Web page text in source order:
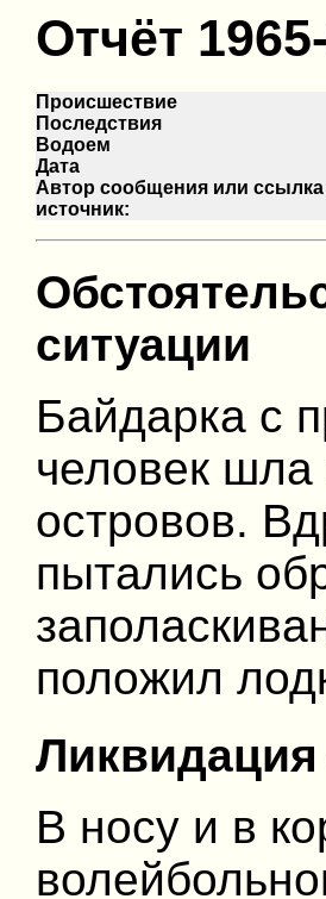
Отчёт
Происшествие
Последствия
Водоем
Дата
Автор сообщения или ссылка
источник:
ситуации
Байдарка с
человек шла
островов.
пытались
положил
В носу и в